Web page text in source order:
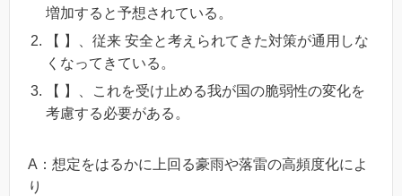
増加すると予想されている。
【 】、従来 安全と考えられてきた対策が通用しな
くなってきている。
【 】、これを受け止める我が国の脆弱性の変化を
考慮する必要がある。
A：想定をはるかに上回る豪雨や落雷の高頻度化によ
り